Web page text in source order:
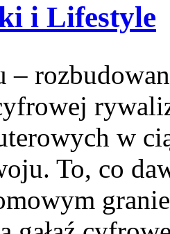
i Lifestyle
–
w
To, co